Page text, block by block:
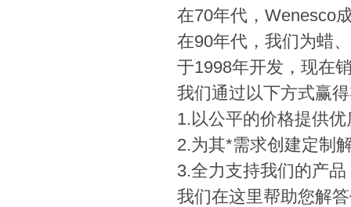
在70年代，Wenesco
在90年代，我们为蜡
于1998年开发，现在
我们通过以下方式赢
1.以公平的价格提供
2.为其*需求创建定制
3.全力支持我们的产
我们在这里帮助您解